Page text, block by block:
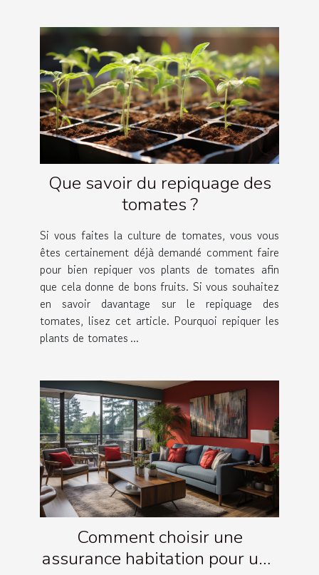
Que savoir du repiquage des
tomates ?
Si vous faites la culture de tomates, vous vous
êtes certainement déjà demandé comment faire
pour bien repiquer vos plants de tomates afin
que cela donne de bons fruits. Si vous souhaitez
en savoir davantage sur le repiquage des
tomates, lisez cet article. Pourquoi repiquer les
plants de tomates ...
Comment choisir une
assurance habitation pour une